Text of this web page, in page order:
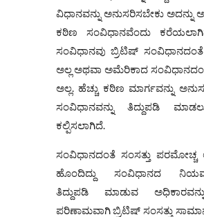
ವಿಧಾನವನ್ನು ಅನುಸರಿಸಬೇಕು ಅದನ್ನು
ಕಠಿಣ ಸಂವಿಧಾನವೆಂದು
ಸಂವಿಧಾನವು ಬ್ರಿಟಿಷ್
ಅಲ್ಲ ಅಥವಾ ಅಮೆರಿಕಾದ
ಅಲ್ಲ. ಹೆಚ್ಚು ಕಠಿಣ ಮಾರ್ಗವನ್ನು
ಸಂವಿಧಾನವನ್ನು ತಿದ್ದುಪಡಿ
ಕಲ್ಪಿಸಲಾಗಿದೆ.
ಸಂವಿಧಾನದಂತೆ ಸಂಸತ್ತು ಪರಮೋಚ್ಚ
ಹೊಂದಿದ್ದು ಸಂವಿಧಾನದ
ತಿದ್ದುಪಡಿ ಮಾಡುವ
ಪರಿಣಾಮವಾಗಿ ಬ್ರಿಟಿಷ್ ಸಂಸತ್ತು